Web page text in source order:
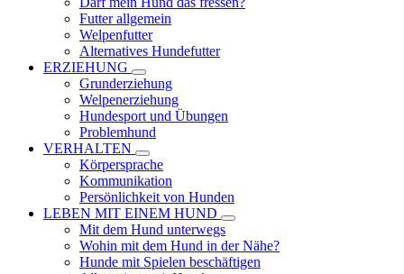
Futter allgemein
Welpenfutter
Alternatives Hundefutter
ERZIEHUNG
Grunderziehung
Welpenerziehung
Hundesport und Übungen
Problemhund
VERHALTEN
Körpersprache
Kommunikation
Persönlichkeit von Hunden
LEBEN MIT EINEM HUND
Mit dem Hund unterwegs
Wohin mit dem Hund in der Nähe?
Hunde mit Spielen beschäftigen